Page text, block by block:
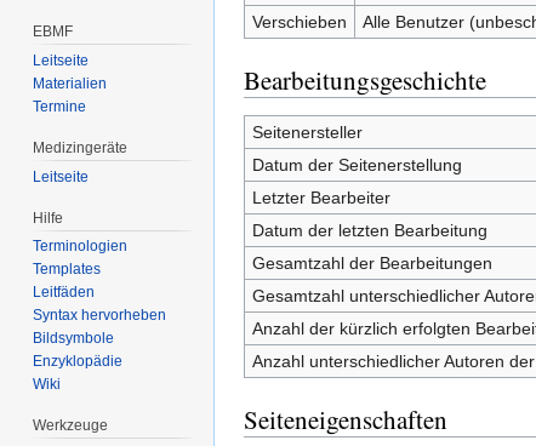
Verschieben
Alle Benutzer
Bearbeitungsgeschichte
Seitenersteller
Datum der Seitenerstellung
Letzter Bearbeiter
Datum der letzten Bearbeitung
Gesamtzahl der Bearbeitungen
Gesamtzahl unterschiedlicher
Anzahl der kürzlich erfolgten
Anzahl unterschiedlicher Autoren
Seiteneigenschaften
EBMF
Leitseite
Materialien
Termine
Medizingeräte
Leitseite
Hilfe
Terminologien
Templates
Leitfäden
Syntax hervorheben
Bildsymbole
Enzyklopädie
Wiki
Werkzeuge